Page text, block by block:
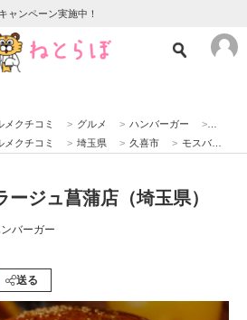
ャンペーン実施中！
クイズ
教育・育児
メクチコミ > グルメ > ハンバーガー >
メクチコミ > 埼玉県 > 久喜市 > モスバーガー モラージュ菖蒲店（埼玉県）
ジュ菖蒲店（埼玉県）
バーガー
送る